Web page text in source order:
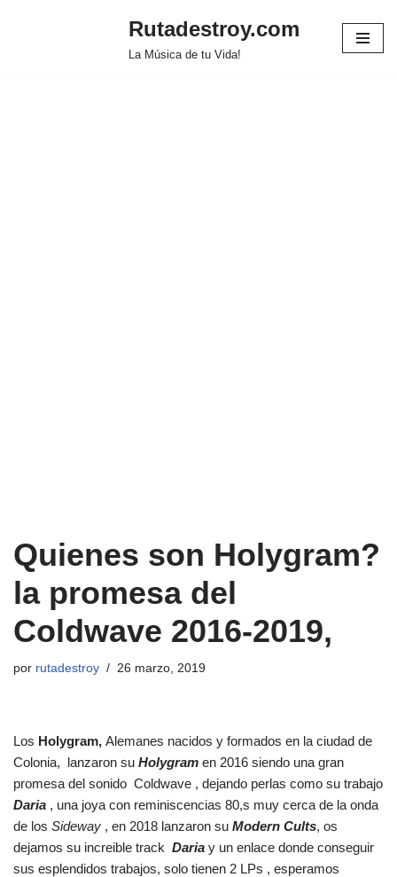
Rutadestroy.com
La Música de tu Vida!
Quienes son Holygram?
la promesa del
Coldwave 2016-2019,
por rutadestroy 26 marzo, 2019
Los Holygram, Alemanes nacidos y formados en la ciudad de
Colonia, lanzaron su Holygram en 2016 siendo una gran
promesa del sonido Coldwave , dejando perlas como su trabajo
Daria , una joya con reminiscencias 80,s muy cerca de la onda
de los Sideway , en 2018 lanzaron su Modern Cults, os
dejamos su increible track Daria y un enlace donde conseguir
sus esplendidos trabajos, solo tienen 2 LPs , esperamos